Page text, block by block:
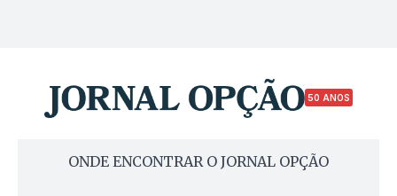
50 ANOS
ONDE ENCONTRAR O JORNAL OPÇÃO